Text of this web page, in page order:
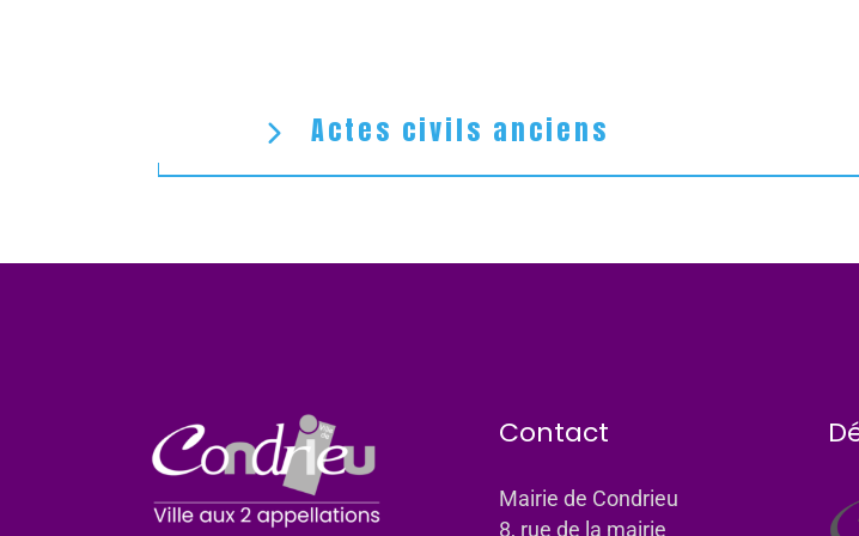
Actes civils anciens
Contact
Mairie de Condrieu
8, rue de la mairie